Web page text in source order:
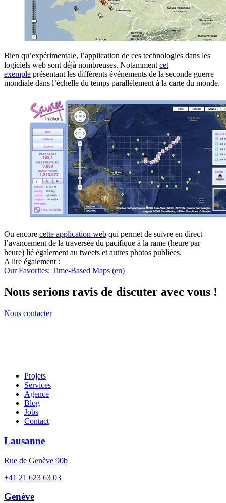
Bien qu’expérimentale, l’application de ces technologies dans les
logiciels web sont déjà nombreuses. Notammentcet
exemple présentant les différents événements de la seconde guerre
mondiale dans l’échelle du temps parallèlement à la carte du monde.
Ou encore cette application web qui permet de suivre en direct
l’avancement de la traversée du pacifique à la rame (heure par
heure) lié également au tweets et autres photos publiées.
A lire également :
Our Favorites: Time-Based Maps (en)
Nous serions ravis de discuter avec vous !
Nous contacter
Projets
Services
Agence
Blog
Jobs
Contact
Lausanne
Rue de Genève 90b
+41 21 623 63 03
Genève